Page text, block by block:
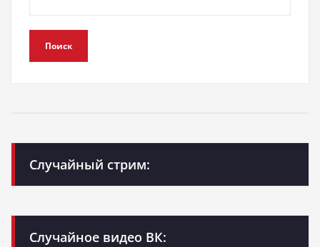
Поиск
Случайный стрим:
Случайное видео ВК: